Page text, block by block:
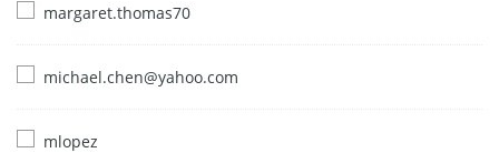
margaret.thomas70
michael.chen@yahoo.com
mlopez